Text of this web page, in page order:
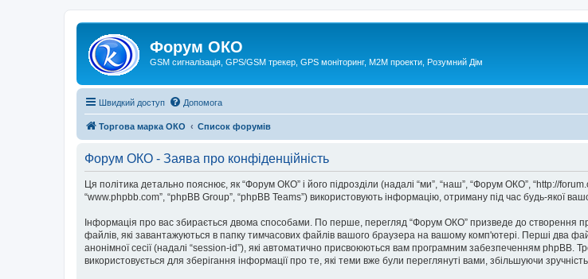
Форум ОКО
GSM сигналізація, GPS/GSM трекер, GPS моніторинг, М2М проекти, Розумний Дім
Швидкий доступ Допомога
Торгова марка ОКО Список форумів
Форум ОКО - Заява про конфіденційність
Ця політика детально пояснює, як “Форум ОКО” і його підрозділи (надалі “ми”, “наш”, “Форум ОКО”, “http://
“www.phpbb.com”, “phpBB Group”, “phpBB Teams”) використовують інформацію, отриману під час будь-якої
Інформація про вас збирається двома способами. По перше, перегляд “Форум ОКО” призведе до створення
файлів, які завантажуються в папку тимчасових файлів вашого браузера на вашому комп'ютері. Перші два
анонімної сесії (надалі “session-id”), які автоматично присвоюються вам програмним забезпеченням phpBB.
використовується для зберігання інформації про те, які теми вже були переглянуті вами, збільшуючи